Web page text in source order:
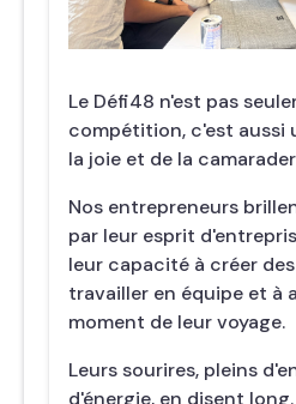
Le Défi48 n'est pas
compétition, c'est aussi
la joie et de la
Nos entrepreneurs
par leur esprit
leur capacité à créer
travailler en équipe et à
moment de leur voyage.
Leurs sourires, pleins